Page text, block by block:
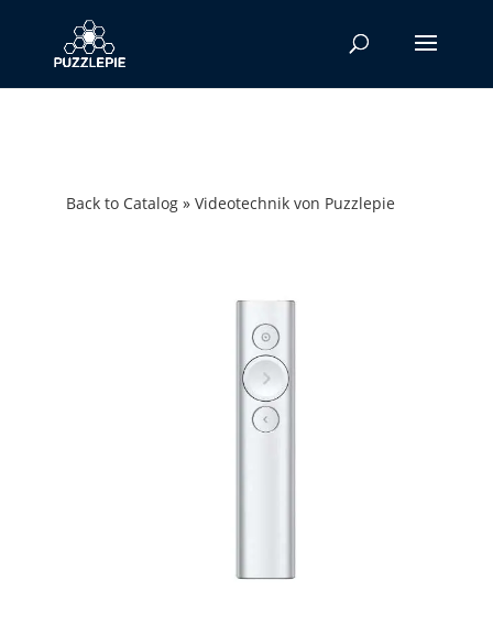
Back to Catalog Videotechnik von Puzzlepie